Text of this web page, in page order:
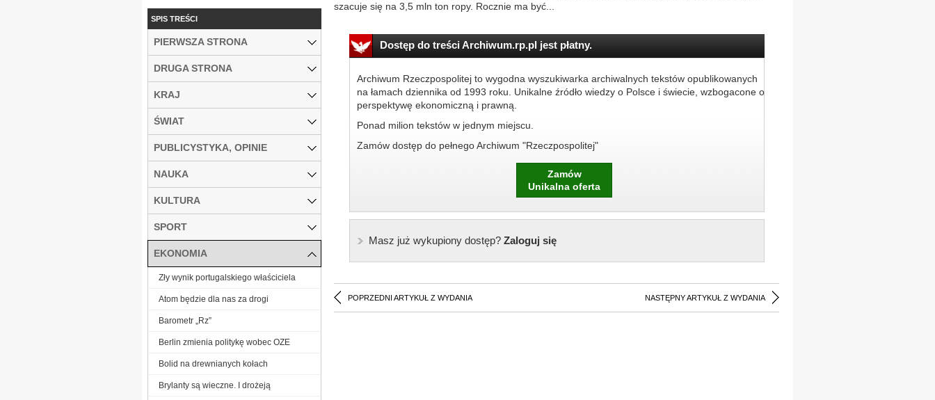
szacuje się na 3,5 mln ton ropy. Rocznie ma być...
Dostęp do treści Archiwum.rp.pl jest płatny.
Archiwum Rzeczpospolitej to wygodna wyszukiwarka archiwalnych tekstów opublikowanych
na łamach dziennika od 1993 roku. Unikalne źródło wiedzy o Polsce i świecie, wzbogacone o
perspektywę ekonomiczną i prawną.
Ponad milion tekstów w jednym miejscu.
Zamów dostęp do pełnego Archiwum "Rzeczpospolitej"
Zamów
Unikalna oferta
Masz już wykupiony dostęp?Zaloguj się
POPRZEDNI ARTYKUŁ Z WYDANIA NASTĘPNY ARTYKUŁ Z WYDANIA
SPIS TREŚCI
PIERWSZA STRONA
DRUGA STRONA
KRAJ
ŚWIAT
PUBLICYSTYKA, OPINIE
NAUKA
KULTURA
SPORT
EKONOMIA
Zły wynik portugalskiego właściciela
Atom będzie dla nas za drogi
Barometr „Rz”
Berlin zmienia politykę wobec OZE
Bolid na drewnianych kołach
Brylanty są wieczne. I drożeją